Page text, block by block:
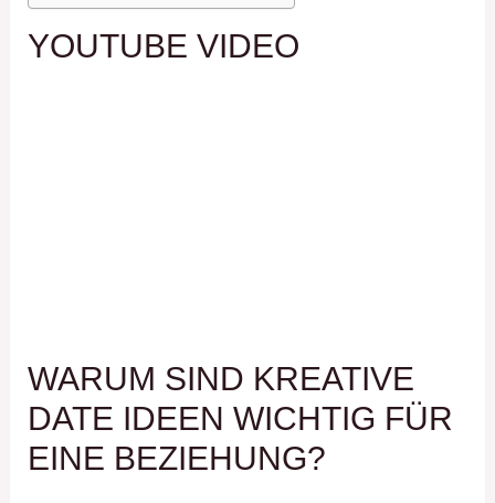
YOUTUBE VIDEO
WARUM SIND KREATIVE
DATE IDEEN WICHTIG FÜR
EINE BEZIEHUNG?